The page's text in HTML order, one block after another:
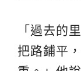
「過去的
把路鋪平